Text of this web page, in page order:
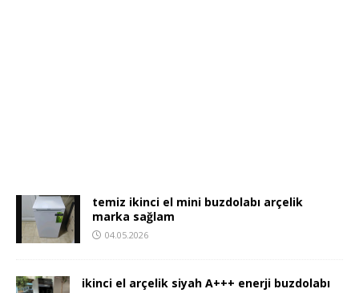
temiz ikinci el mini buzdolabı arçelik
marka sağlam
04.05.2026
ikinci el arçelik siyah A+++ enerji buzdolabı